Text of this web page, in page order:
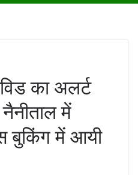
का अलर्ट
में
बुकिंग में आयी